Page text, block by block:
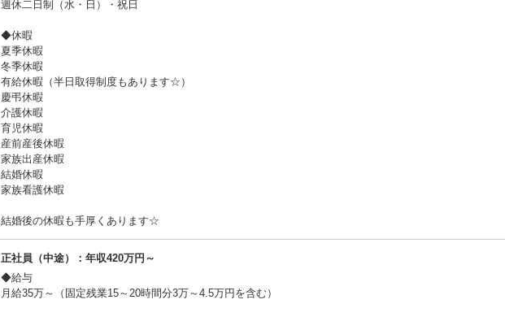
週休二日制（水・日）・祝日
◆休暇
夏季休暇
冬季休暇
有給休暇（半日取得制度もあります☆）
慶弔休暇
介護休暇
育児休暇
産前産後休暇
家族出産休暇
結婚休暇
家族看護休暇
結婚後の休暇も手厚くあります☆
正社員（中途）：年収420万円～
◆給与
月給35万～（固定残業15～20時間分3万～4.5万円を含む）